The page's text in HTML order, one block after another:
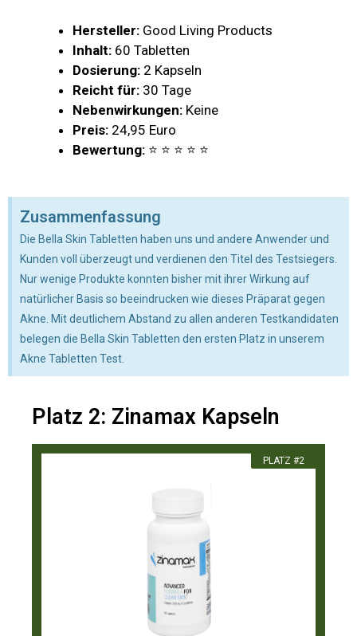
Hersteller: Good Living Products
Inhalt: 60 Tabletten
Dosierung: 2 Kapseln
Reicht für: 30 Tage
Nebenwirkungen: Keine
Preis: 24,95 Euro
Bewertung: ⭐ ⭐ ⭐ ⭐ ⭐
Zusammenfassung
Die Bella Skin Tabletten haben uns und andere Anwender und
Kunden voll überzeugt und verdienen den Titel des Testsiegers.
Nur wenige Produkte konnten bisher mit ihrer Wirkung auf
natürlicher Basis so beeindrucken wie dieses Präparat gegen
Akne. Mit deutlichem Abstand zu allen anderen Testkandidaten
belegen die Bella Skin Tabletten den ersten Platz in unserem
Akne Tabletten Test.
Platz 2: Zinamax Kapseln
PLATZ #2